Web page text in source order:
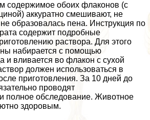
содержимое обоих флаконов (с
аккуратно смешивают, не
образовалась пена. Инструкция по
содержит подробные
раствора. Для этого
набирается с помощью
и вливается во флакон с сухой
должен использоваться в
приготовления. За 10 дней до
проводят
полное обследование. Животное
здоровым.